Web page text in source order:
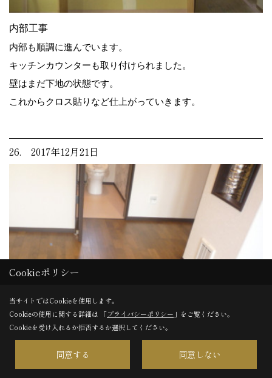
内部工事
内部も順調に進んでいます。
キッチンカウンターも取り付けられました。
壁はまだ下地の状態です。
これからクロス貼りなど仕上がっていきます。
26. 2017年12月21日
社内清掃
Cookieポリシー
当サイトではCookieを使用します。
Cookieの使用に関する詳細は 「プライバシーポリシー 」をご覧ください。
Cookieを受け入れるか拒否するか選択してください。
同意する 同意しない